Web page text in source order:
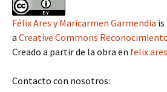
Félix Ares y Maricarmen Garmendia is
a Creative Commons
Creado a partir de la obra en
Contacto con nosotros: